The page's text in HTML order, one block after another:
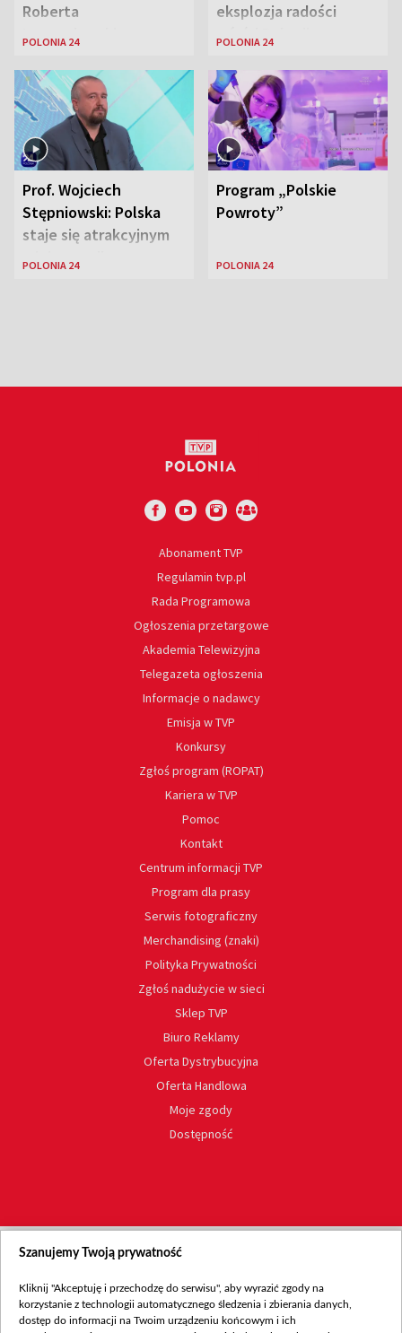
Roberta
Lewandowskiego w
Zjednoczonych
POLONIA 24
eksplozja radości
wśród Polonii
POLONIA 24
Prof. Wojciech
Stępniowski: Polska
staje się atrakcyjnym
miejscem dla
POLONIA 24
Program „Polskie
Powroty”
POLONIA 24
Abonament TVP
Regulamin tvp.pl
Rada Programowa
Ogłoszenia przetargowe
Akademia Telewizyjna
Telegazeta ogłoszenia
Informacje o nadawcy
Emisja w TVP
Konkursy
Zgłoś program (ROPAT)
Kariera w TVP
Pomoc
Kontakt
Centrum informacji TVP
Program dla prasy
Serwis fotograficzny
Merchandising (znaki)
Polityka Prywatności
Zgłoś nadużycie w sieci
Sklep TVP
Biuro Reklamy
Oferta Dystrybucyjna
Oferta Handlowa
Moje zgody
Dostępność
Szanujemy Twoją prywatność
Kliknij "Akceptuję i przechodzę do serwisu", aby wyrazić zgody na
korzystanie z technologii automatycznego śledzenia i zbierania danych,
dostęp do informacji na Twoim urządzeniu końcowym i ich